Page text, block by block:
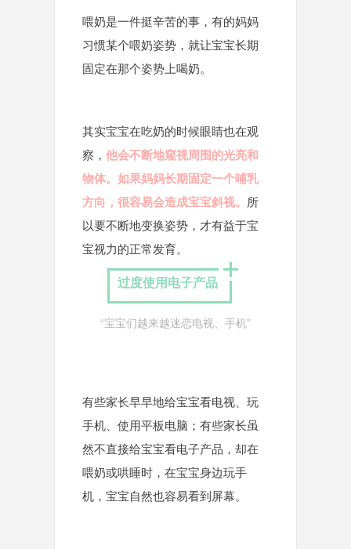
喂奶是一件挺辛苦的事，有的妈妈
习惯某个喂奶姿势，就让宝宝长期
固定在那个姿势上喝奶。
其实宝宝在吃奶的时候眼睛也在观
察， 他会不断地窥视周围的光亮和
物体。如果妈妈长期固定一个哺乳
方向，很容易会造成宝宝斜视。 所
以要不断地变换姿势，才有益于宝
宝视力的正常发育。
过度使用电子产品
“宝宝们越来越迷恋电视、手机”
有些家长早早地给宝宝看电视、玩
手机、使用平板电脑；有些家长虽
然不直接给宝宝看电子产品，却在
喂奶或哄睡时，在宝宝身边玩手
机，宝宝自然也容易看到屏幕。